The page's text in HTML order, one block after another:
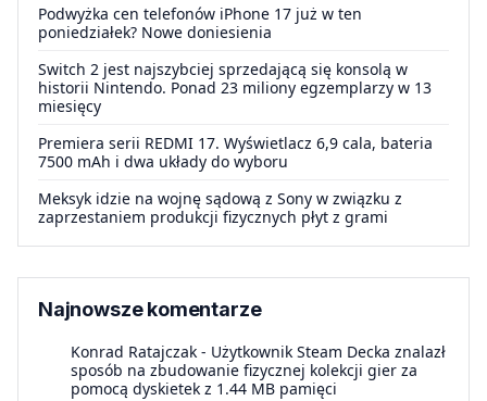
Podwyżka cen telefonów iPhone 17 już w ten
poniedziałek? Nowe doniesienia
Switch 2 jest najszybciej sprzedającą się konsolą w
historii Nintendo. Ponad 23 miliony egzemplarzy w 13
miesięcy
Premiera serii REDMI 17. Wyświetlacz 6,9 cala, bateria
7500 mAh i dwa układy do wyboru
Meksyk idzie na wojnę sądową z Sony w związku z
zaprzestaniem produkcji fizycznych płyt z grami
Najnowsze komentarze
Konrad Ratajczak - Użytkownik Steam Decka znalazł
sposób na zbudowanie fizycznej kolekcji gier za
pomocą dyskietek z 1.44 MB pamięci